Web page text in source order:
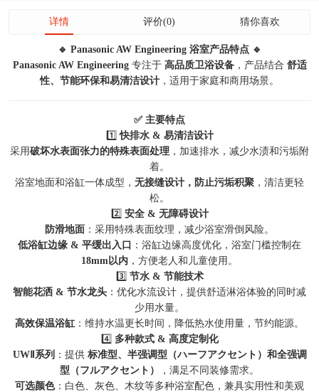
详情 评价(0) 猜你喜欢
🔹 Panasonic AW Engineering 浴室产品特点 🔹
Panasonic AW Engineering专注于 高品质卫浴设备，产品结合 舒适
性、节能环保和易清洁设计 ，适用于家庭和商用场景。
✅ 主要特点
1️⃣快排水 & 易清洁设计
采用破坏水表面张力的特殊表面处理 ，加速排水，减少水渍和污垢附
着。
浴室地面和浴缸一体成型， 无接缝设计，防止污垢积聚 ，清洁更轻
松。
2️⃣ 安全 & 无障碍设计
防滑地面 ：采用特殊表面纹理，减少浴室滑倒风险。
低浴缸边缘 & 平缓出入口 ：浴缸边缘高度优化，浴室门槛控制在
18mm以内 ，方便老人和儿童使用。
3️⃣ 节水 & 节能技术
智能花洒 & 节水龙头 ：优化水流设计，提供舒适淋浴体验的同时减
少用水量。
高效保温浴缸 ：维持水温更长时间，降低热水使用量，节约能源。
4️⃣ 多种款式 & 高度定制化
UWⅡ系列 ：提供 标准型、半强调型（ハーフアクセント）和全强调
型（フルアクセント）
，满足不同装修需求。
可选颜色：白色、灰色、木纹等多种浴室配色，兼具实用性和美观